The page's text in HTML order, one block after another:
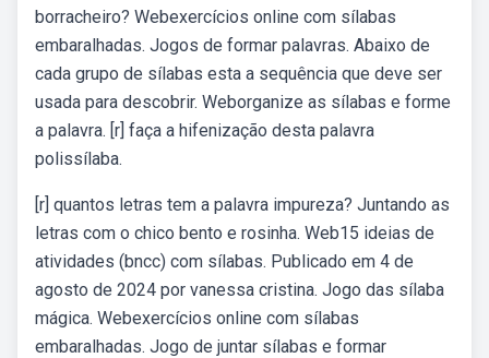
borracheiro? Webexercícios online com sílabas
embaralhadas. Jogos de formar palavras. Abaixo de
cada grupo de sílabas esta a sequência que deve ser
usada para descobrir. Weborganize as sílabas e forme
a palavra. [r] faça a hifenização desta palavra
polissílaba.
[r] quantos letras tem a palavra impureza? Juntando as
letras com o chico bento e rosinha. Web15 ideias de
atividades (bncc) com sílabas. Publicado em 4 de
agosto de 2024 por vanessa cristina. Jogo das sílaba
mágica. Webexercícios online com sílabas
embaralhadas. Jogo de juntar sílabas e formar